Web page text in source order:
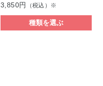
3,850円 （税込）※
種類を選ぶ